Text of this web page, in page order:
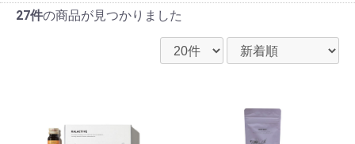
27件の商品が見つかりました